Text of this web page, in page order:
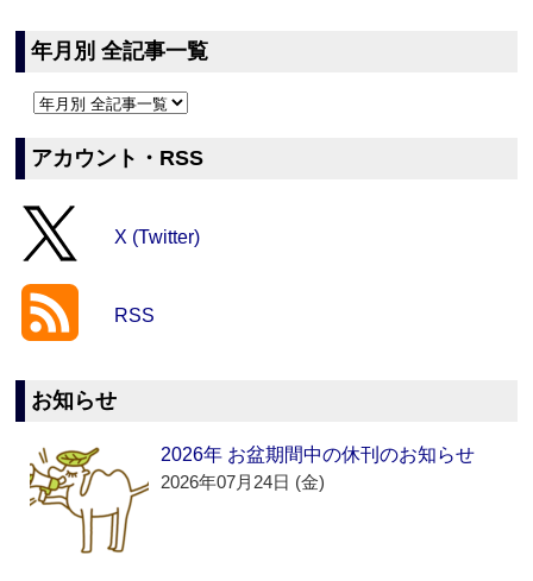
年月別 全記事一覧
アカウント・RSS
X (Twitter)
RSS
お知らせ
2026年 お盆期間中の休刊のお知らせ
2026年07月24日 (金)